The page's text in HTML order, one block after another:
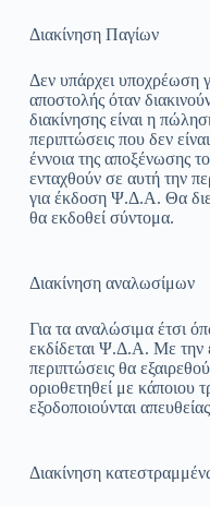
Διακίνηση Παγίων
Δεν υπάρχει υποχρέωση
αποστολής όταν
διακίνησης είναι η
περιπτώσεις που δεν
έννοια της αποξένωσης
ενταχθούν σε αυτή την
για έκδοση Ψ.Δ.Α. Θα
θα εκδοθεί σύντομα.
Διακίνηση αναλωσίμων
Για τα αναλώσιμα έτσι
εκδίδεται Ψ.Δ.Α. Με την
περιπτώσεις θα
οριοθετηθεί με
εξοδοποιούνται
Διακίνηση